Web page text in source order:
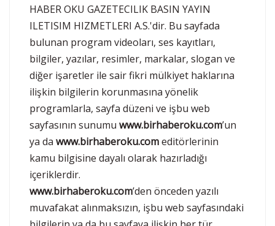
HABER OKU GAZETECILIK BASIN YAYIN
ILETISIM HIZMETLERI A.S.'dir. Bu sayfada
bulunan program videoları, ses kayıtları,
bilgiler, yazılar, resimler, markalar, slogan ve
diğer işaretler ile sair fikri mülkiyet haklarına
ilişkin bilgilerin korunmasına yönelik
programlarla, sayfa düzeni ve işbu web
sayfasının sunumu www.birhaberoku.com’un
ya da www.birhaberoku.comeditörlerinin
kamu bilgisine dayalı olarak hazırladığı
içeriklerdir.
www.birhaberoku.com’den önceden yazılı
muvafakat alınmaksızın, işbu web sayfasındaki